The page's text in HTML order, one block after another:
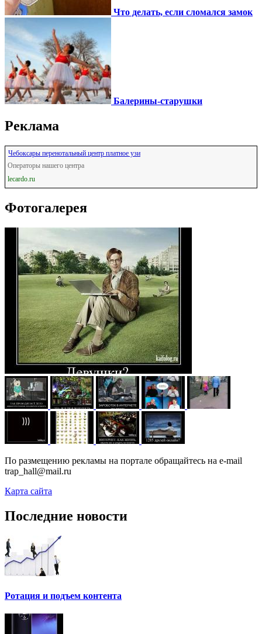
Что делать, если сломался замок
Балерины-старушки
Реклама
Чебоксары перенотальный центр платное узи
Операторы нашего центра
lecardo.ru
Фотогалерея
По размещению рекламы на портале обращайтесь на e-mail
trap_hall@mail.ru
Карта сайта
Последние новости
Ротация и подъем контента